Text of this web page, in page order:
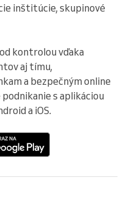
inštitúcie, skupinové
kontrolou vďaka
aj tímu,
a bezpečným online
s aplikáciou
a iOS.